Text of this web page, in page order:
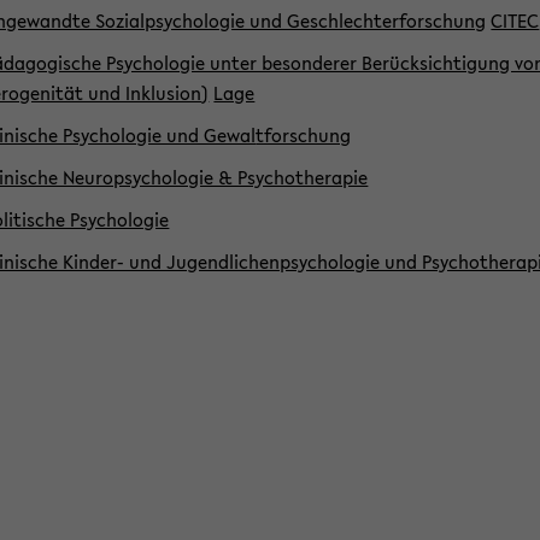
So­zi­al­psy­cho­lo­gie und Ge­schlech­ter­for­schung CITEC
Psy­cho­lo­gie unter be­son­de­rer Be­rück­sich­ti­gung
und In­klu­si­on) Lage
Psy­cho­lo­gie und Gewaltfor­schung
Neu­ro­psy­cho­lo­gie & Psy­cho­the­ra­pie
Psy­cho­lo­gie
Kinder-​ und Ju­gend­li­chen­psy­cho­lo­gie und